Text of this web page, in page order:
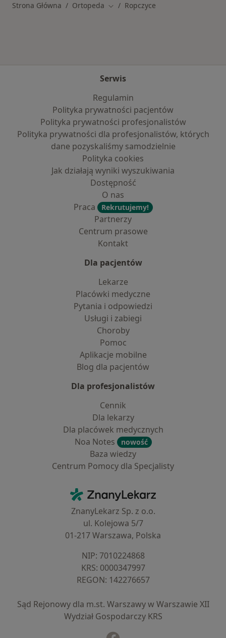
Strona Główna Ortopeda Zmień miasto
Ropczyce
Serwis
Regulamin
Polityka prywatności pacjentów
Polityka prywatności profesjonalistów
Polityka prywatności dla profesjonalistów, których
dane pozyskaliśmy samodzielnie
Polityka cookies
Jak działają wyniki wyszukiwania
Dostępność
O nas
Praca
Rekrutujemy!
Partnerzy
Centrum prasowe
Kontakt
Dla pacjentów
Lekarze
Placówki medyczne
Pytania i odpowiedzi
Usługi i zabiegi
Choroby
Pomoc
Aplikacje mobilne
Blog dla pacjentów
Dla profesjonalistów
Cennik
Dla lekarzy
Dla placówek medycznych
Noa Notes
nowość
Baza wiedzy
Centrum Pomocy dla Specjalisty
ZnanyLekarz - Strona główna
ZnanyLekarz Sp. z o.o.
ul. Kolejowa 5/7
01-217 Warszawa, Polska
NIP: ⁠7010224868
KRS: ⁠0000347997
REGON: ⁠142276657
Sąd Rejonowy dla m.st. Warszawy w Warszawie XII
Wydział Gospodarczy KRS